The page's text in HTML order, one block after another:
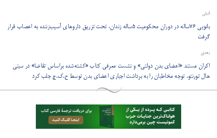
قبلی
بانویی ۷۶ساله در دوران محکومیت ۵ساله زندان، تحت تزریق داروهای آسیب‌زننده به اعصاب قرار
گرفت
بعدی
اکران مستند «اعضای بدن دولتی» و نشست معرفی کتاب «کشته‌شده براساس تقاضا» در سیتی
هال تورنتو، توجه مخاطبان را به برداشت اجباری اعضای بدن توسط ح.ک.چ جلب کرد